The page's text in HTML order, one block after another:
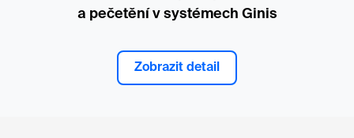
a pečetění v systémech Ginis
Zobrazit detail